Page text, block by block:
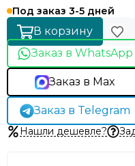
Под заказ 3-5 дней
В корзину
Заказ в WhatsApp
Заказ в Max
Заказ в Telegram
Нашли дешевле?